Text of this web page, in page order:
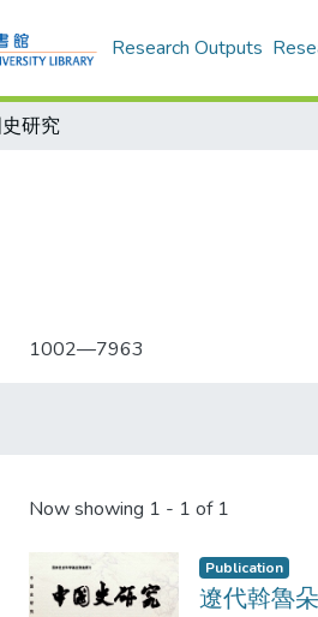
Research Outputs
研究
1002—7963
Now showing 1 - 1 of 1
Publication
遼代斡魯